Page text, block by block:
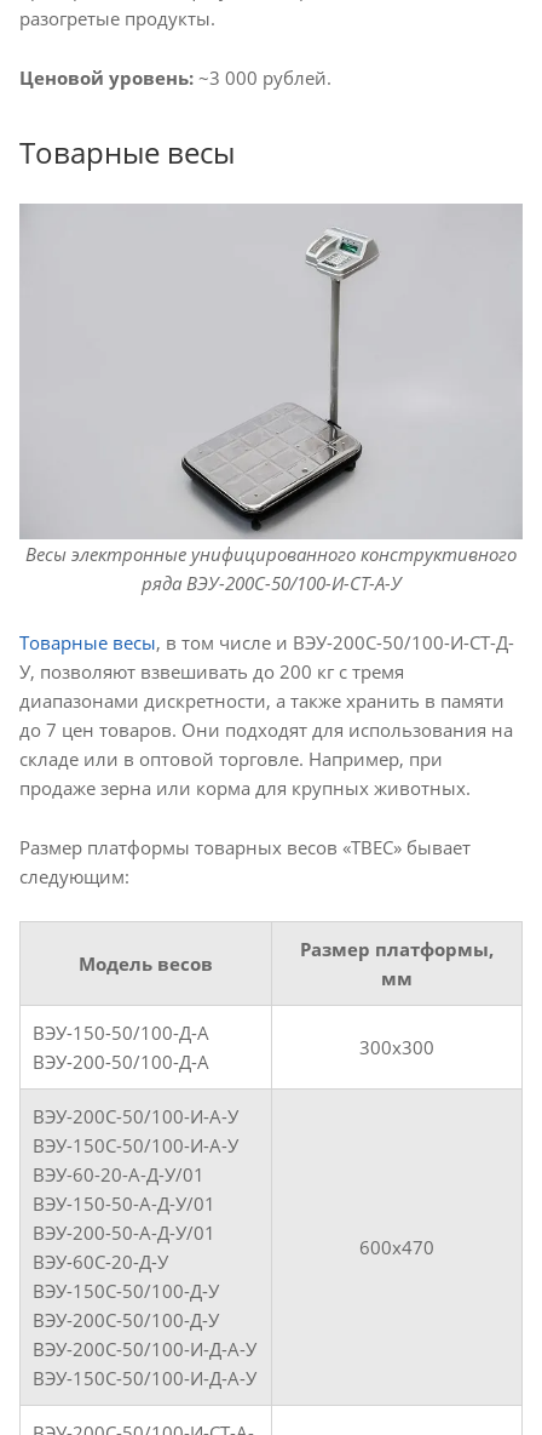
разогретые продукты.
Ценовой уровень: ~3 000 рублей.
Товарные весы
Весы электронные унифицированного конструктивного
ряда ВЭУ-200С-50/100-И-СТ-А-У
Товарные весы, в том числе и ВЭУ-200С-50/100-И-СТ-Д-
У, позволяют взвешивать до 200 кг с тремя
диапазонами дискретности, а также хранить в памяти
до 7 цен товаров. Они подходят для использования на
складе или в оптовой торговле. Например, при
продаже зерна или корма для крупных животных.
Размер платформы товарных весов «ТВЕС» бывает
следующим:
Модель весов
Размер платформы,
мм
ВЭУ-150-50/100-Д-А
ВЭУ-200-50/100-Д-А
300х300
ВЭУ-200С-50/100-И-А-У
ВЭУ-150С-50/100-И-А-У
ВЭУ-60-20-А-Д-У/01
ВЭУ-150-50-А-Д-У/01
ВЭУ-200-50-А-Д-У/01
ВЭУ-60С-20-Д-У
ВЭУ-150С-50/100-Д-У
ВЭУ-200С-50/100-Д-У
ВЭУ-200С-50/100-И-Д-А-У
ВЭУ-150С-50/100-И-Д-А-У
600х470